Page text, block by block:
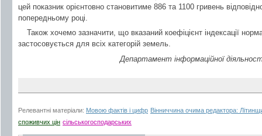
цей показник орієнтовно становитиме 886 та 1100 гривень
попередньому році.
Також хочемо зазначити, що вказаний коефіцієнт індексації
застосовується для всіх категорій земель.
Департамент інформаційної
Релевантні матеріали: Мовою фактів і цифр Вінниччина очима редактора:
споживчих цін сільськогосподарських